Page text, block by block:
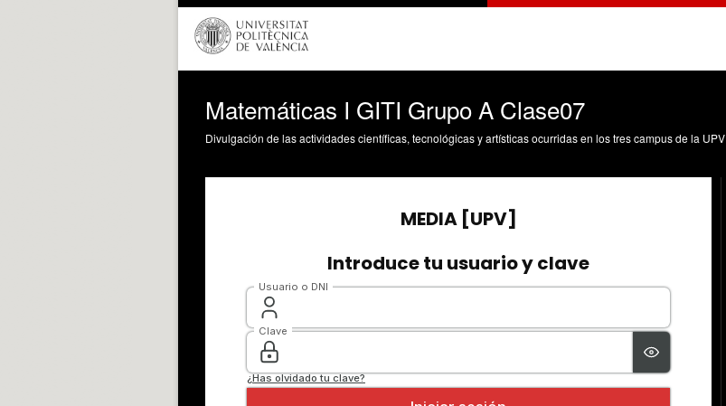
Matemáticas I GITI Grupo A Clase07
Divulgación de las actividades científicas, tecnológicas y artísticas ocurridas en los tres campus de la UPV